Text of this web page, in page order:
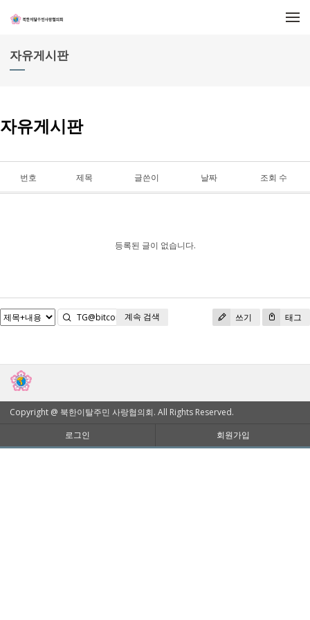
자유게시판
자유게시판
번호 제목 글쓴이 날짜 조회 수
등록된 글이 없습니다.
쓰기 태그
검색
계속 검색
Copyright @ 북한이탈주민 사랑협의회. All Rights Reserved.
로그인
회원가입